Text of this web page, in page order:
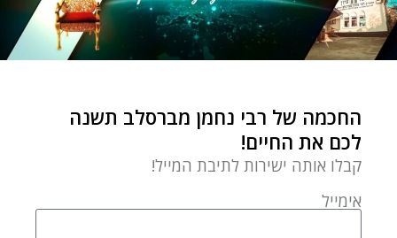
מאמרים קשורים
החכמה של רבי נחמן מברסלב תשנה
לכם את החיים!
קבלו אותה ישירות לתיבת המייל!
אימייל